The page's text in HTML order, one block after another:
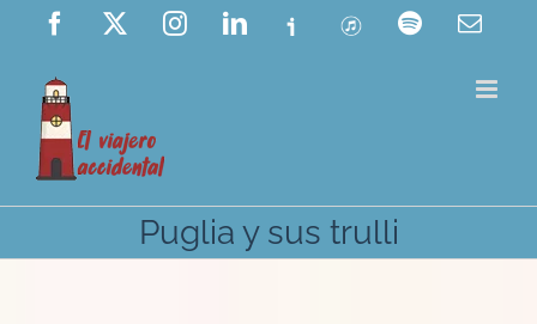
Saltar
contenido
Facebook InstagramLinkedIn
Ivoox ITunes Spotify
Puglia y sus trulli